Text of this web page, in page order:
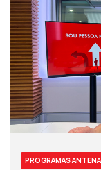
PROGRAMAS ANTENA